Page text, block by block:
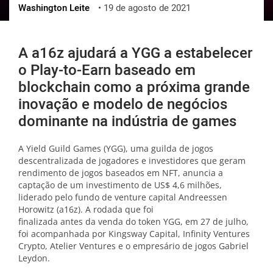
ქართული
Washington Leite • 19 de agosto de 2021
A a16z ajudará a YGG a estabelecer
o Play-to-Earn baseado em
blockchain como a próxima grande
inovação e modelo de negócios
dominante na indústria de games
A Yield Guild Games (YGG), uma guilda de jogos
descentralizada de jogadores e investidores que geram
rendimento de jogos baseados em NFT, anuncia a
captação de um investimento de US$ 4,6 milhões,
liderado pelo fundo de venture capital Andreessen
Horowitz (a16z). A rodada que foi
finalizada antes da venda do token YGG, em 27 de julho,
foi acompanhada por Kingsway Capital, Infinity Ventures
Crypto, Atelier Ventures e o empresário de jogos Gabriel
Leydon.